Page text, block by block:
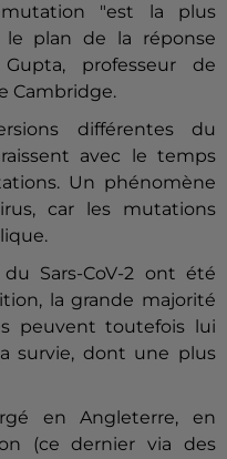
"est la plus
plan de la réponse
professeur de
Cambridge.
différentes du
avec le temps
Un phénomène
car les mutations
Sars-CoV-2 ont été
la grande majorité
peuvent toutefois lui
survie, dont une plus
en Angleterre, en
(ce dernier via des